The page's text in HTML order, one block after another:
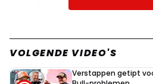
Die gaat nu
in de regen was..
VOLGENDE VIDEO'S
Verstappen getipt